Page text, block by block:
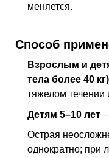
меняется.
Способ
Взрослым и
тела более 40 кг)
тяжелом течении
Детям 5–10 лет
Острая
однократно; при